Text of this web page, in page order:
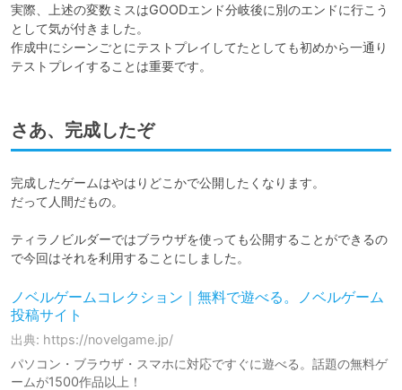
実際、上述の変数ミスはGOODエンド分岐後に別のエンドに行こう
として気が付きました。
作成中にシーンごとにテストプレイしてたとしても初めから一通り
テストプレイすることは重要です。
さあ、完成したぞ
完成したゲームはやはりどこかで公開したくなります。
だって人間だもの。
ティラノビルダーではブラウザを使っても公開することができるの
ノベルゲームコレクション｜無料で遊べる。ノベルゲーム
投稿サイト
出典: https://novelgame.jp/
パソコン・ブラウザ・スマホに対応ですぐに遊べる。話題の無料ゲ
ームが1500作品以上！